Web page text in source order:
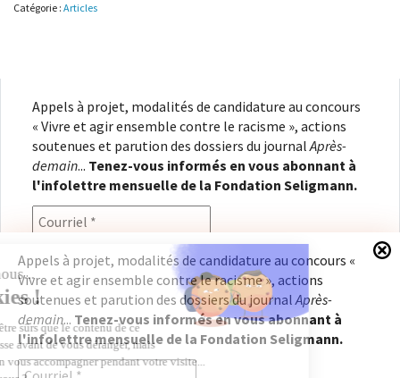
nouvelles
Catégorie : Articles
Appels à projet, modalités de candidature au concours
« Vivre et agir ensemble contre le racisme », actions
soutenues et parution des dossiers du journalAprès-
demain... Tenez-vous informés en vous abonnant à
l'infolettre mensuelle de la Fondation Seligmann.
En renseignant votre adresse électronique, vous
consentez à recevoir l'infolettre de la Fondation
Seligmann, conformément à notrepolitique de
confidentialité. Il vous sera possible de vous
désabonner à tout moment.
Appels à projet, modalités de candidature au concours «
Vivre et agir ensemble contre le racisme », actions
soutenues et parution des dossiers du journalAprès-
demain... Tenez-vous informés en vous abonnant à
l'infolettre mensuelle de la Fondation Seligmann.